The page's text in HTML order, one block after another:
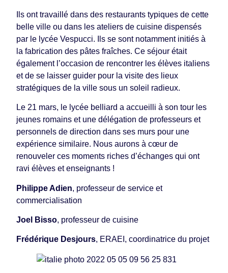
Ils ont travaillé dans des restaurants typiques de cette
belle ville ou dans les ateliers de cuisine dispensés
par le lycée Vespucci. Ils se sont notamment initiés à
la fabrication des pâtes fraîches. Ce séjour était
également l’occasion de rencontrer les élèves italiens
et de se laisser guider pour la visite des lieux
stratégiques de la ville sous un soleil radieux.
Le 21 mars, le lycée belliard a accueilli à son tour les
jeunes romains et une délégation de professeurs et
personnels de direction dans ses murs pour une
expérience similaire. Nous aurons à cœur de
renouveler ces moments riches d’échanges qui ont
ravi élèves et enseignants !
Philippe Adien, professeur de service et
commercialisation
Joel Bisso, professeur de cuisine
Frédérique Desjours, ERAEI, coordinatrice du projet